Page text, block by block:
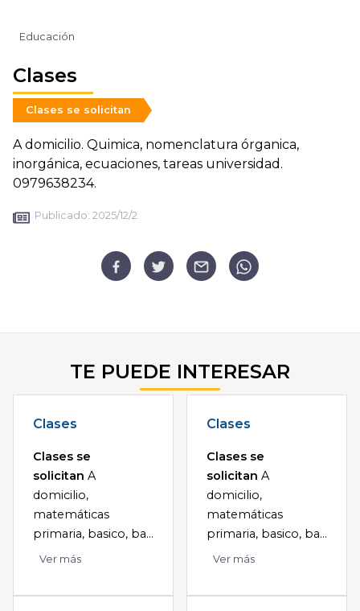
Educación
Clases
Clases se solicitan
A domicilio. Quimica, nomenclatura órganica,
inorgánica, ecuaciones, tareas universidad.
0979638234.
Publicado: 2025/12/2
TE PUEDE INTERESAR
Clases
Clases se
solicitan A
domicilio,
matemáticas
primaria, basico, ba...
Ver más
Clases
Clases se
solicitan A
domicilio,
matemáticas
primaria, basico, ba...
Ver más